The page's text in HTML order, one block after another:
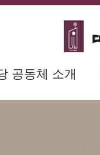
공동체 소개